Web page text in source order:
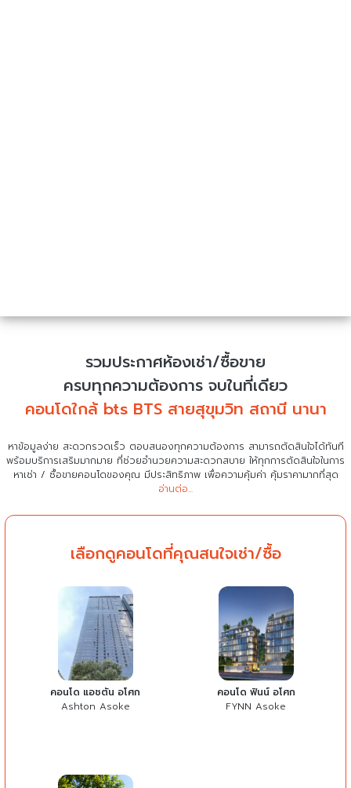
รวมประกาศห้องเช่า/ซื้อขาย
ครบทุกความต้องการ จบในที่เดียว
คอนโดใกล้ bts BTS สายสุขุมวิท สถานี นานา
หาข้อมูลง่าย สะดวกรวดเร็ว ตอบสนองทุกความต้องการ สามารถตัดสินใจได้ทันที
พร้อมบริการเสริมมากมาย ที่ช่วยอำนวยความสะดวกสบาย ให้ทุกการตัดสินใจในการ
หาเช่า / ซื้อขายคอนโดของคุณ มีประสิทธิภาพ เพื่อความคุ้มค่า คุ้มราคามากที่สุด
อ่านต่อ...
เลือกดูคอนโดที่คุณสนใจเช่า/ซื้อ
คอนโด แอชตัน อโศก
Ashton Asoke
คอนโด ฟินน์ อโศก
FYNN Asoke